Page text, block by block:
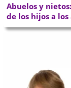
Abuelos y
de los hijos a